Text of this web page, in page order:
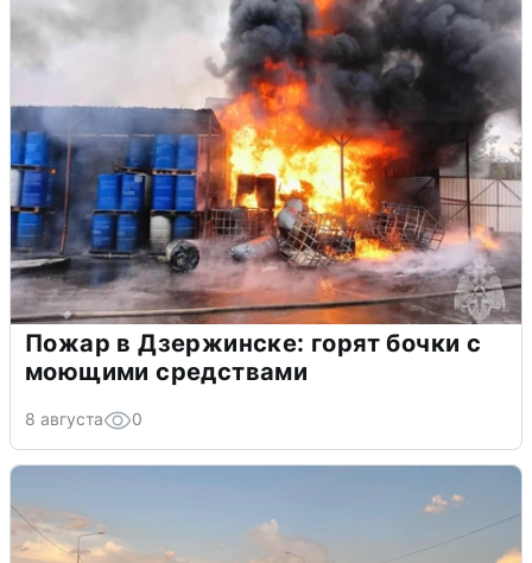
Пожар в Дзержинске: горят бочки с
моющими средствами
8 августа 0